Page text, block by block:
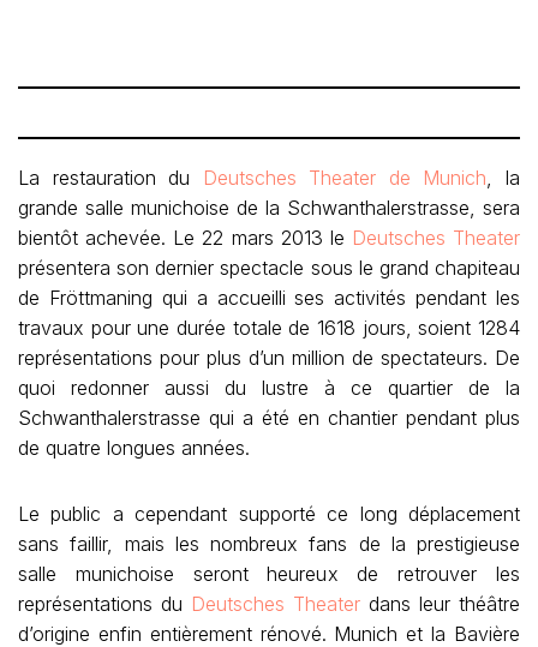
La restauration du Deutsches Theater de Munich, la
grande salle munichoise de la Schwanthalerstrasse, sera
bientôt achevée. Le 22 mars 2013 le Deutsches Theater
présentera son dernier spectacle sous le grand chapiteau
de Fröttmaning qui a accueilli ses activités pendant les
travaux pour une durée totale de 1618 jours, soient 1284
représentations pour plus d’un million de spectateurs. De
quoi redonner aussi du lustre à ce quartier de la
Schwanthalerstrasse qui a été en chantier pendant plus
de quatre longues années.
Le public a cependant supporté ce long déplacement
sans faillir, mais les nombreux fans de la prestigieuse
salle munichoise seront heureux de retrouver les
représentations du Deutsches Theater dans leur théâtre
d’origine enfin entièrement rénové. Munich et la Bavière